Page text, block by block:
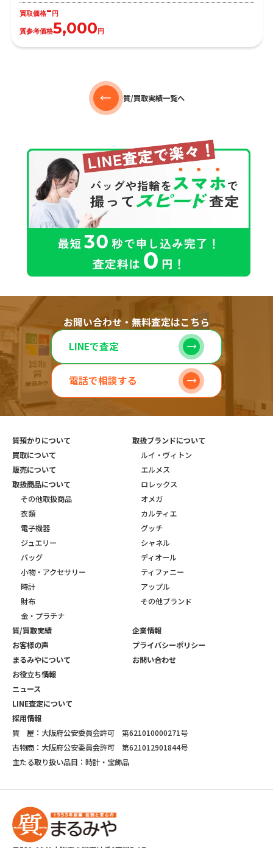
買取価格- 円
質参考価格5,000 円
質/買取実績一覧へ
お問い合わせ・無料査定はこちら
LINEで査定
電話で相談する
質預かりについて
買取について
販売について
取扱商品について
その他取扱商品
衣類
電子機器
ジュエリー
バッグ
小物・アクセサリー
時計
財布
金・プラチナ
取扱ブランドについて
ルイ・ヴィトン
エルメス
ロレックス
オメガ
カルティエ
グッチ
シャネル
ディオール
ティファニー
アップル
その他ブランド
質/買取実績
お客様の声
まるみやについて
お役立ち情報
ニュース
LINE査定について
採用情報
企業情報
プライバシーポリシー
お問い合わせ
質 屋：大阪府公安委員会許可 第621010000271号
古物商：大阪府公安委員会許可 第621012901844号
主たる取り扱い品目：時計・宝飾品